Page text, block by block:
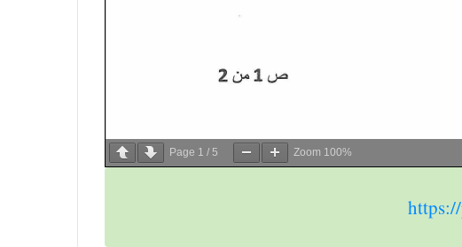
Page 1 / 5 Zoom 100%